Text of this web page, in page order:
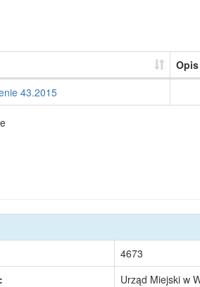
Opis
43.2015
4673
Urząd Miejski w